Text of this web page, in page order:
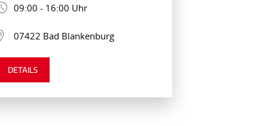
09:00 - 16:00 Uhr
07422 Bad Blankenburg
DETAILS